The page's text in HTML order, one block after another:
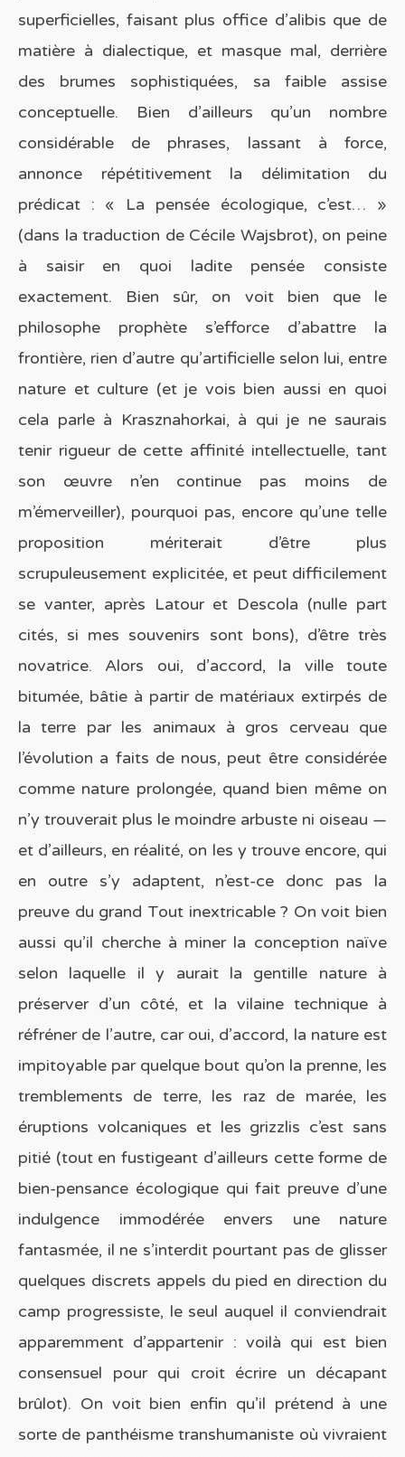
superficielles, faisant plus office d’alibis que de
matière à dialectique, et masque mal, derrière
des brumes sophistiquées, sa faible assise
conceptuelle. Bien d’ailleurs qu’un nombre
considérable de phrases, lassant à force,
annonce répétitivement la délimitation du
prédicat : « La pensée écologique, c’est… »
(dans la traduction de Cécile Wajsbrot), on peine
à saisir en quoi ladite pensée consiste
exactement. Bien sûr, on voit bien que le
philosophe prophète s’efforce d’abattre la
frontière, rien d’autre qu’artificielle selon lui, entre
nature et culture (et je vois bien aussi en quoi
cela parle à Krasznahorkai, à qui je ne saurais
tenir rigueur de cette affinité intellectuelle, tant
son œuvre n’en continue pas moins de
m’émerveiller), pourquoi pas, encore qu’une telle
proposition mériterait d’être plus
scrupuleusement explicitée, et peut difficilement
se vanter, après Latour et Descola (nulle part
cités, si mes souvenirs sont bons), d’être très
novatrice. Alors oui, d’accord, la ville toute
bitumée, bâtie à partir de matériaux extirpés de
la terre par les animaux à gros cerveau que
l’évolution a faits de nous, peut être considérée
comme nature prolongée, quand bien même on
n’y trouverait plus le moindre arbuste ni oiseau —
et d’ailleurs, en réalité, on les y trouve encore, qui
en outre s’y adaptent, n’est-ce donc pas la
preuve du grand Tout inextricable ? On voit bien
aussi qu’il cherche à miner la conception naïve
selon laquelle il y aurait la gentille nature à
préserver d’un côté, et la vilaine technique à
réfréner de l’autre, car oui, d’accord, la nature est
impitoyable par quelque bout qu’on la prenne, les
tremblements de terre, les raz de marée, les
éruptions volcaniques et les grizzlis c’est sans
pitié (tout en fustigeant d’ailleurs cette forme de
bien-pensance écologique qui fait preuve d’une
indulgence immodérée envers une nature
fantasmée, il ne s’interdit pourtant pas de glisser
quelques discrets appels du pied en direction du
camp progressiste, le seul auquel il conviendrait
apparemment d’appartenir : voilà qui est bien
consensuel pour qui croit écrire un décapant
brûlot). On voit bien enfin qu’il prétend à une
sorte de panthéisme transhumaniste où vivraient